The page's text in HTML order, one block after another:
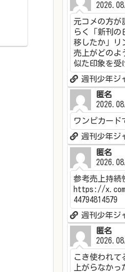
元コメの方が
らく「新刊の
移したか」リ
売上がどのよ
似た印象を受
週刊少年ジ
匿名
ワンピカード
週刊少年ジ
匿名
参考売上持続
https://
44794814579
週刊少年ジ
匿名
こき使われ
上がらなかっ